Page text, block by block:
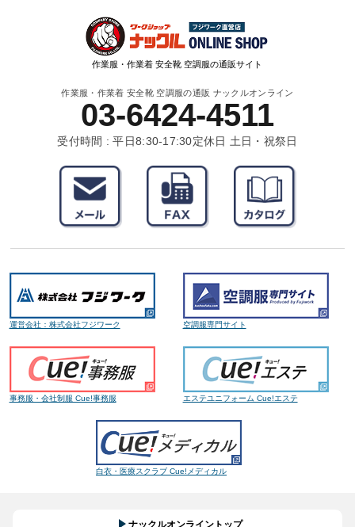
作業服・作業着 安全靴 空調服の通販サイト
作業服・作業着 安全靴 空調服の通販 ナックルオンライン
03-6424-4511
受付時間 : 平日8:30-17:30定休日 土日・祝祭日
運営会社：株式会社フジワーク 空調服専門サイト
事務服・会社制服 Cue!事務服 エステユニフォーム Cue!エステ
白衣・医療スクラブ Cue!メディカル